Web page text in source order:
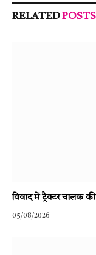
RELATEDPOSTS
विवाद में ट्रैक्टर चालक
05/08/2026